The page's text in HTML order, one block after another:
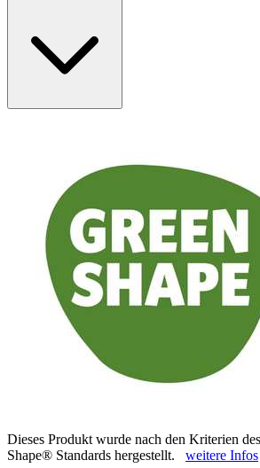
Dieses Produkt wurde nach den Kriterien
Shape® Standards hergestellt. weitere Infos